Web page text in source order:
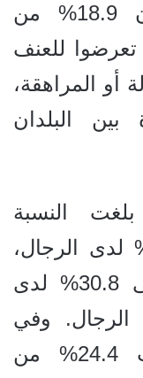
18.9% من
تعرضوا للعنف
أو المراهقة،
البلدان
النسبة
لدى النساء و16.1% لدى الرجال،
بينما ارتفعت في الهند إلى 30.8% لدى
13.5% لدى الرجال. وفي
المملكة المتحدة، تعرضت 24.4% من